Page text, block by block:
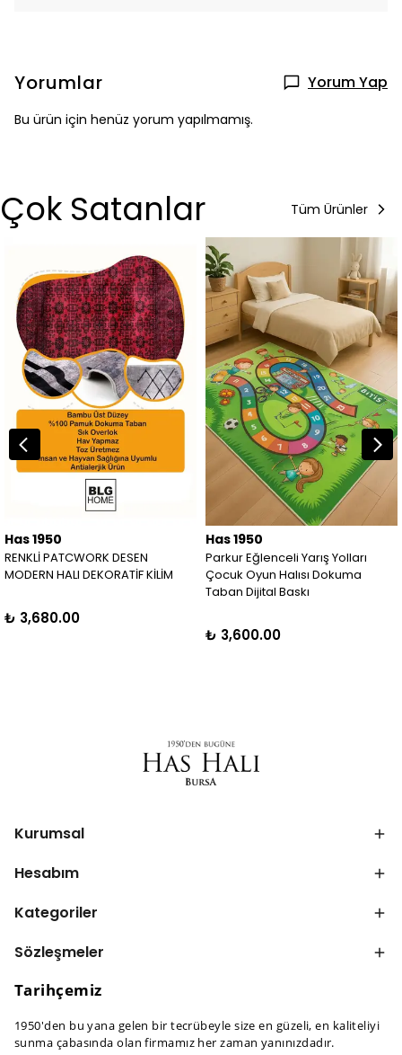
Yorumlar Yorum Yap
Bu ürün için henüz yorum yapılmamış.
Çok Satanlar Tüm Ürünler
Has 1950
RENKLİ PATCWORK DESEN
MODERN HALI DEKORATİF KİLİM
₺ 3,680.00
Has 1950
Parkur Eğlenceli Yarış Yolları
Çocuk Oyun Halısı Dokuma
Taban Dijital Baskı
₺ 3,600.00
Kurumsal
Hesabım
Kategoriler
Sözleşmeler
Tarihçemiz
1950'den bu yana gelen bir tecrübeyle size en güzeli, en kaliteliyi
sunma çabasında olan firmamız her zaman yanınızdadır.